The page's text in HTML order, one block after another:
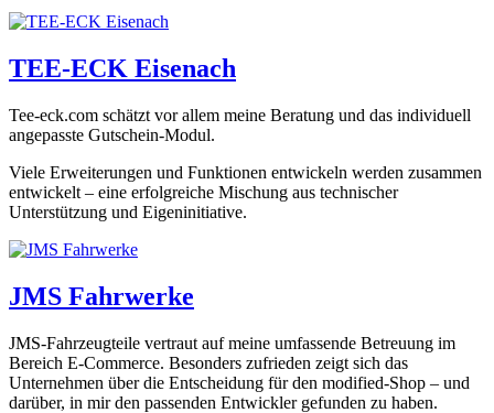
TEE-ECK Eisenach
Tee-eck.com schätzt vor allem meine Beratung und das individuell
angepasste Gutschein-Modul.
Viele Erweiterungen und Funktionen entwickeln werden zusammen
entwickelt – eine erfolgreiche Mischung aus technischer
Unterstützung und Eigeninitiative.
JMS Fahrwerke
JMS-Fahrzeugteile vertraut auf meine umfassende Betreuung im
Bereich E-Commerce. Besonders zufrieden zeigt sich das
Unternehmen über die Entscheidung für den modified-Shop – und
darüber, in mir den passenden Entwickler gefunden zu haben.